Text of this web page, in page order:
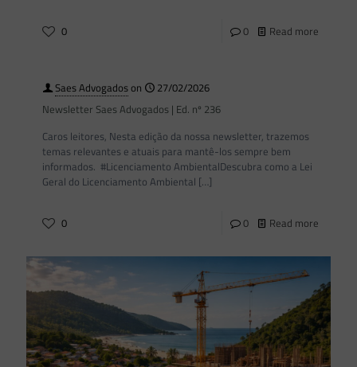
0 0 Read more
Saes Advogadoson
27/02/2026
Newsletter Saes Advogados | Ed. nº 236
Caros leitores, Nesta edição da nossa newsletter, trazemos
temas relevantes e atuais para mantê-los sempre bem
informados. #Licenciamento AmbientalDescubra como a Lei
Geral do Licenciamento Ambiental […]
0 0 Read more